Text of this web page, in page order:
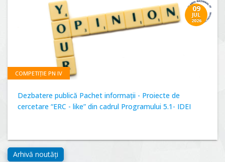
09
JUL
2026
COMPETIȚIE PN IV
Dezbatere publică Pachet informații - Proiecte de
cercetare “ERC - like” din cadrul Programului 5.1- IDEI